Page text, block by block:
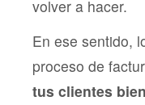
volver a hacer.
En ese sentido,
proceso de
tus clientes